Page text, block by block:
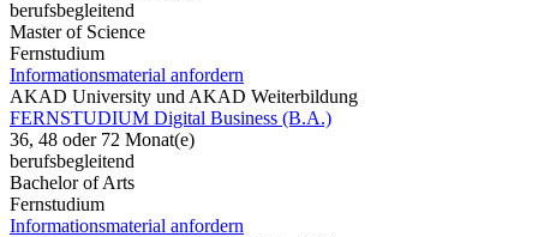
berufsbegleitend
Master of Science
Fernstudium
Informationsmaterial anfordern
AKAD University und AKAD Weiterbildung
FERNSTUDIUM Digital Business (B.A.)
36, 48 oder 72 Monat(e)
berufsbegleitend
Bachelor of Arts
Fernstudium
Informationsmaterial anfordern